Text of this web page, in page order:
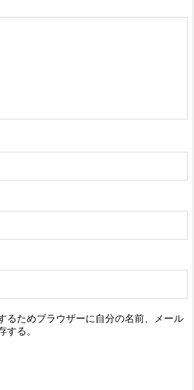
るためブラウザーに自分の名前、メール
する。